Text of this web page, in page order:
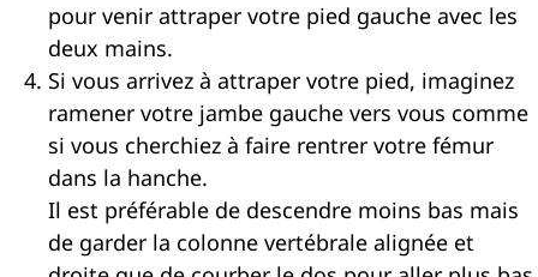
pour venir attraper votre pied gauche avec les
deux mains.
Si vous arrivez à attraper votre pied, imaginez
ramener votre jambe gauche vers vous comme
si vous cherchiez à faire rentrer votre fémur
dans la hanche.
Il est préférable de descendre moins bas mais
de garder la colonne vertébrale alignée et